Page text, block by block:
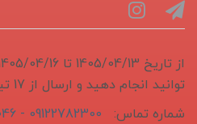
توانید انجام دهید و ارسال از 17 تیر انجام می گردد.
شماره تماس:
09122782300 - 02133996046